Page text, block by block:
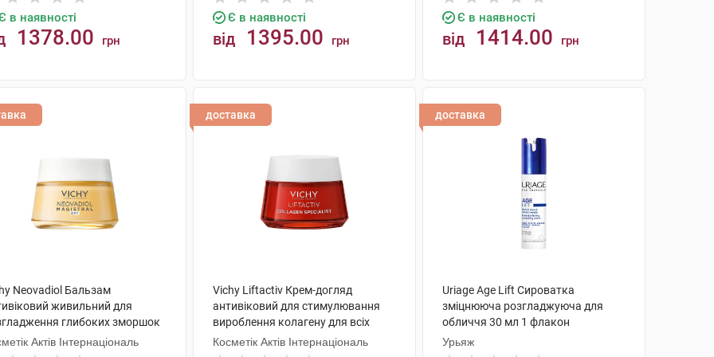
в наявності
1378.00 грн
Є в наявності
від 1395.00 грн
Є в наявності
від 1414.00 грн
Neovadiol Бальзам
живильний для
глибоких зморшок
1 банка
Актів Інтернаціональ
доставка
Vichy Liftactiv Крем-догляд
антивіковий для стимулювання
вироблення колагену для всіх
типів шкіри 50 мл 1 баночка
Косметік Актів Інтернаціональ
доставка
Uriage Age Lift Сироватка
зміцнююча розгладжуюча для
обличчя 30 мл 1 флакон
Урьяж